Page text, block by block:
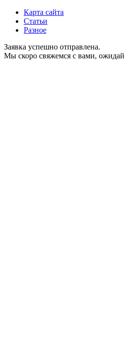
Карта сайта
Статьи
Разное
Заявка успешно отправлена.
Мы скоро свяжемся с вами,